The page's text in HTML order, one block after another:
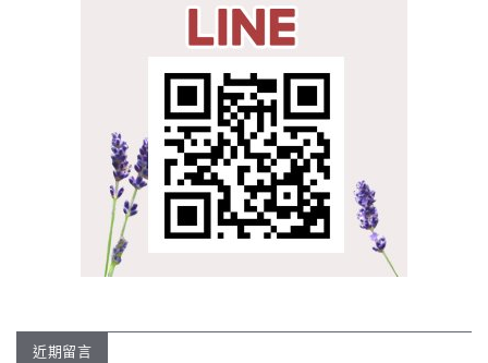
近期留言